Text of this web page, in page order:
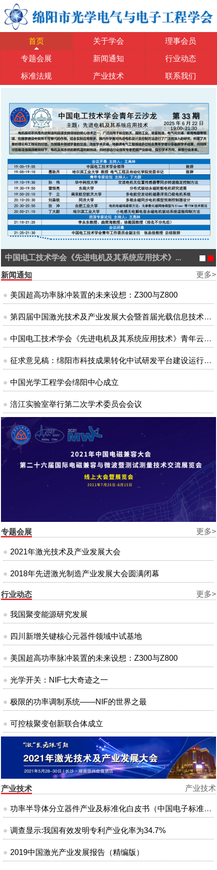
首页 关于学会 理事会员
专题会展 新闻通知 行业动态
标准法规 产业技术 联系我们
中国电工技术学会《先进电机及其系统应用技术》...
更多>
新闻通知
美国超高功率脉冲装置的未来设想：Z300与Z800
第四届中国激光技术及产业发展大会暨首届光载信息技术大会
中国电工技术学会《先进电机及其系统应用技术》青年云沙龙会议
征求意见稿：绵阳市科技成果转化中试研发平台建设运行管理办法（试行）
中国光学工程学会绵阳中心成立
涪江实验室举行第二次学术委员会会议
更多>
专题会展
2021年激光技术及产业发展大会
2018年先进激光制造产业发展大会圆满闭幕
更多>
行业动态
我国聚变能源研究发展
四川新增关键核心元器件领域中试基地
美国超高功率脉冲装置的未来设想：Z300与Z800
光学开关：NIF七大奇迹之一
极限的功率调制系统——NIF的世界之最
可控核聚变创新联合体成立
产业技术
产业技术
功率半导体分立器件产业及标准化白皮书（中国电子标准化研究院）
调查显示:我国有效发明专利产业化率为34.7%
2019中国激光产业发展报告（精编版）